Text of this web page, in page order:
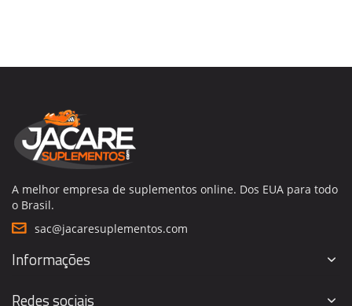
A melhor empresa de suplementos online. Dos EUA para todo
o Brasil.
sac@jacaresuplementos.com
Informações
Redes sociais